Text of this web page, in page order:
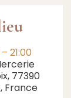
21:00
77390
France